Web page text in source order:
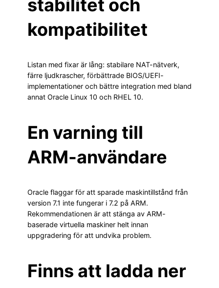
stabilitet och
kompatibilitet
Listan med fixar är lång: stabilare NAT-nätverk,
färre ljudkrascher, förbättrade BIOS/UEFI-
implementationer och bättre integration med bland
annat Oracle Linux 10 och RHEL 10.
En varning till
ARM-användare
Oracle flaggar för att sparade maskintillstånd från
version 7.1 inte fungerar i 7.2 på ARM.
Rekommendationen är att stänga av ARM-
baserade virtuella maskiner helt innan
uppgradering för att undvika problem.
Finns att ladda ner